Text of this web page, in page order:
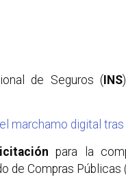
de Seguros (INS
marchamo digital
licitación para la
de Compras Públicas